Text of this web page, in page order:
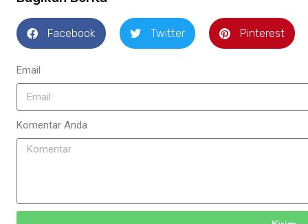
Facebook Twitter Pinterest
Email
Komentar Anda